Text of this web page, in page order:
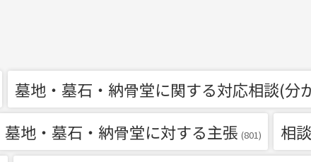
墓地・墓石・納骨堂に関する対応相談(分
墓地・墓石・納骨堂に対する主張 (801) 相